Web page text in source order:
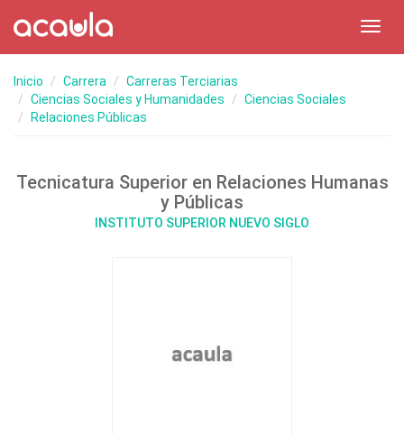
Inicio Carrera
Carreras Terciarias
Ciencias Sociales y Humanidades
Ciencias Sociales
Relaciones Públicas
Tecnicatura Superior en Relaciones Humanas
y Públicas
INSTITUTO SUPERIOR NUEVO SIGLO